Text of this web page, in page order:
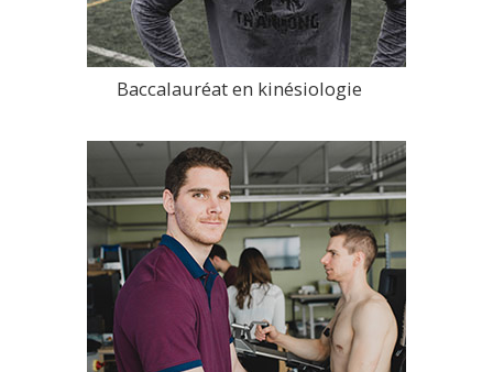
Baccalauréat en kinésiologie